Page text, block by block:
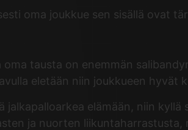
oma joukkue sen sisällä ovat
tausta on enemmän
eletään niin joukkueen hyvät
elämään, niin
ja nuorten